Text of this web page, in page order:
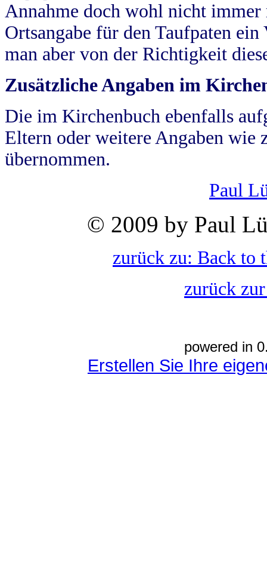
Annahme doch wohl nicht
Ortsangabe für den Taufpaten
man aber von der Richtigkeit
Zusätzliche Angaben im
Die im Kirchenbuch ebenfalls
Eltern oder weitere Angaben wie
übernommen.
Paul
© 2009 by Paul
zurück zu: Back to
zurück
powered in
Erstellen Sie Ihre